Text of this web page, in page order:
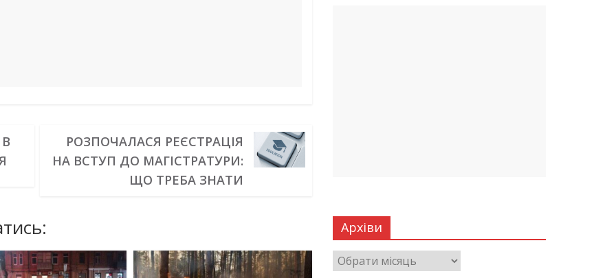
РОЗПОЧАЛАСЯ РЕЄСТРАЦІЯ
НА ВСТУП ДО МАГІСТРАТУРИ:
ЩО ТРЕБА ЗНАТИ
Архіви